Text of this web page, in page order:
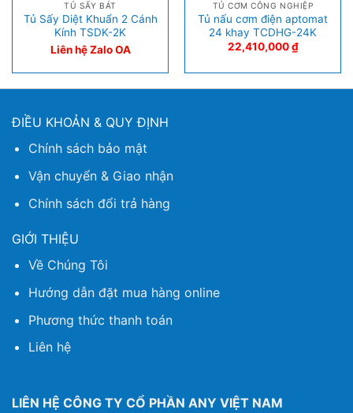
TỦ SẤY BÁT
Tủ Sấy Diệt Khuẩn 2 Cánh
Kính TSDK-2K
Liên hệ Zalo OA
TỦ CƠM CÔNG NGHIỆP
Tủ nấu cơm điện aptomat
24 khay TCDHG-24K
22,410,000₫
ĐIỀU KHOẢN & QUY ĐỊNH
Chính sách bảo mật
Vận chuyển & Giao nhận
Chính sách đổi trả hàng
GIỚI THIỆU
Về Chúng Tôi
Hướng dẫn đặt mua hàng online
Phương thức thanh toán
Liên hệ
LIÊN HỆ CÔNG TY CỔ PHẦN ANY VIỆT NAM